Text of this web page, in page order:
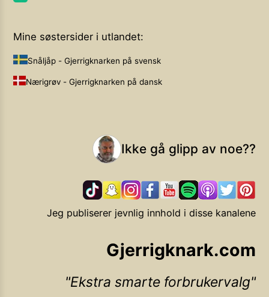
Mine søstersider i utlandet:
Snåljåp - Gjerrigknarken på svensk
Nærigrøv - Gjerrigknarken på dansk
Ikke gå glipp av noe??
Jeg publiserer jevnlig innhold i disse kanalene
Gjerrigknark.com
Ekstra smarte forbrukervalg